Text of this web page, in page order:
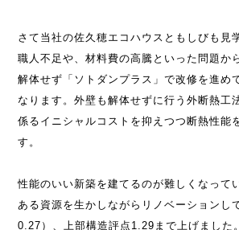
さて当社の佐久穂エコハウスともしびも見
職人不足や、材料費の高騰といった問題か
解体せず「ソトダンプラス」で改修を進め
なります。外壁も解体せずに行う外断熱工
係るイニシャルコストを抑えつつ断熱性能
す。
性能のいい新築を建てるのが難しくなって
ある資源を生かしながらリノベーションし
0.27）、上部構造評点1.29まで上げました。